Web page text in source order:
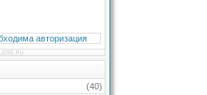
авторизация
(40)